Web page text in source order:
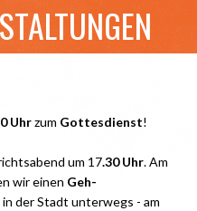
Uhrzum Gottesdienst!
um 17.30 Uhr. Am
wir einen Geh-
der Stadt unterwegs - am